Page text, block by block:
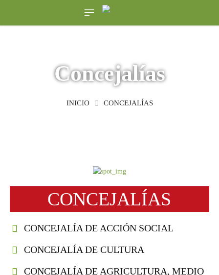
Concejalías
INICIO CONCEJALÍAS
CONCEJALÍAS
CONCEJALÍA DE ACCIÓN SOCIAL
CONCEJALÍA DE CULTURA
CONCEJALÍA DE AGRICULTURA, MEDIO